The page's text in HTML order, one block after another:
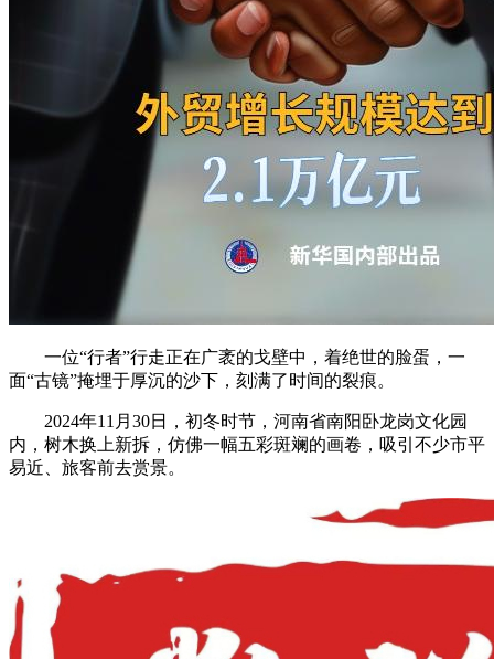
一位“行者”行走正在广袤的戈壁中，着绝世的脸蛋，一
面“古镜”掩埋于厚沉的沙下，刻满了时间的裂痕。
2024年11月30日，初冬时节，河南省南阳卧龙岗文化园
内，树木换上新拆，仿佛一幅五彩斑斓的画卷，吸引不少市平
易近、旅客前去赏景。